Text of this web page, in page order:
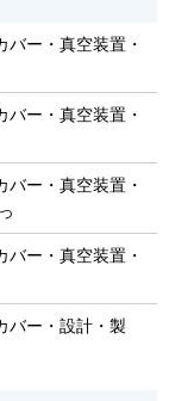
ー・真空装置・
ー・真空装置・
ー・真空装置・
ー・真空装置・
バー・設計・製